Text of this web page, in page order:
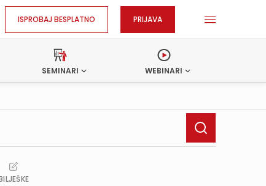
ISPROBAJ BESPLATNO PRIJAVA
SEMINARI WEBINARI